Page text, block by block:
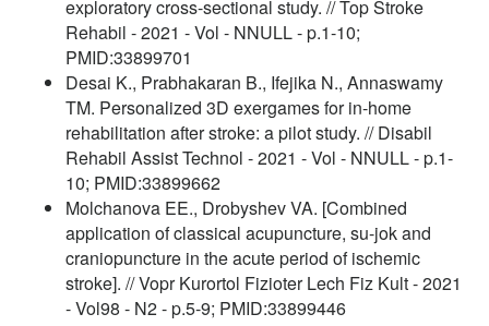
exploratory cross-sectional study. // Top Stroke
Rehabil - 2021 - Vol - NNULL - p.1-10;
PMID:33899701
Desai K., Prabhakaran B., Ifejika N., Annaswamy
TM. Personalized 3D exergames for in-home
rehabilitation after stroke: a pilot study. // Disabil
Rehabil Assist Technol - 2021 - Vol - NNULL - p.1-
10; PMID:33899662
Molchanova EE., Drobyshev VA. [Combined
application of classical acupuncture, su-jok and
craniopuncture in the acute period of ischemic
stroke]. // Vopr Kurortol Fizioter Lech Fiz Kult - 2021
- Vol98 - N2 - p.5-9; PMID:33899446